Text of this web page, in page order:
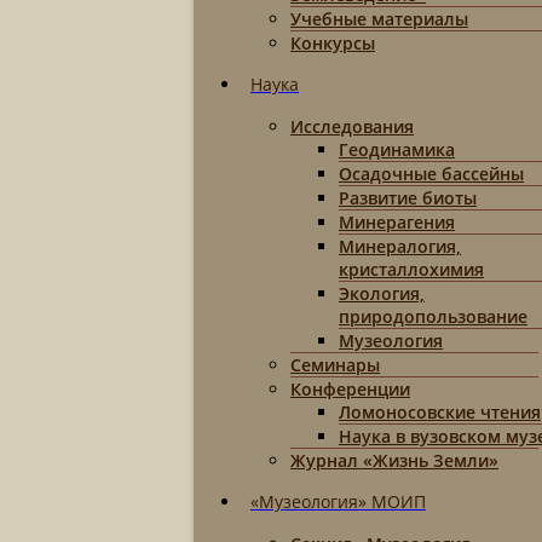
Учебные материалы
Конкурсы
Наука
Исследования
Геодинамика
Осадочные бассейны
Развитие биоты
Минерагения
Минералогия,
кристаллохимия
Экология,
природопользование
Музеология
Семинары
Конференции
Ломоносовские чтения
Наука в вузовском
Журнал «Жизнь Земли»
«Музеология» МОИП